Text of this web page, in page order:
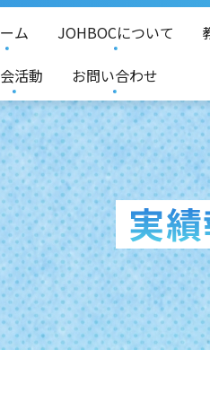
ム JOHBOCについて
活動
お問い合わせ